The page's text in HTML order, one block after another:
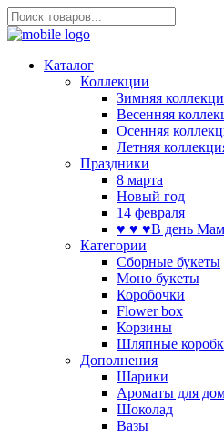
Каталог
Коллекции
Зимняя
Весенняя
Осенняя
Летняя
Праздники
8 марта
Новый год
14 февраля
♥ ♥ ♥В день
Категории
Сборные букеты
Моно букеты
Коробочки
Flower box
Корзины
Шляпные
Дополнения
Шарики
Ароматы для
Шоколад
Вазы